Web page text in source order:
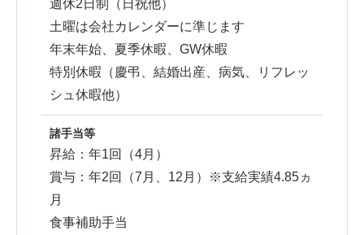
週休2日制（日祝他）
土曜は会社カレンダーに準じます
年末年始、夏季休暇、GW休暇
特別休暇（慶弔、結婚出産、病気、リフレッ
シュ休暇他）
諸手当等
昇給：年1回（4月）
賞与：年2回（7月、12月）※支給実績4.85ヵ
月
食事補助手当